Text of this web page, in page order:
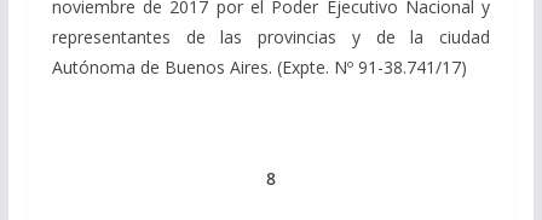
noviembre de 2017 por el Poder Ejecutivo Nacional y
representantes de las provincias y de la ciudad
Autónoma de Buenos Aires. (Expte. Nº 91-38.741/17)
8